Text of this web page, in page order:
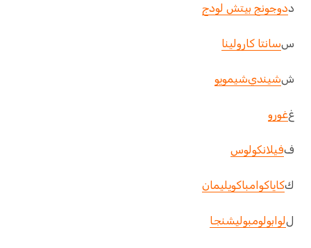
ددوجونج بيتش لودج
سسانتا كارولينا
ششينديشيمويو
غغورو
ففيلانكولوس
ككاياكوامباكويليمان
للوابولومبوليشنجا